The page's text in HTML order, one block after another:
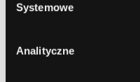
Systemowe
Analityczne